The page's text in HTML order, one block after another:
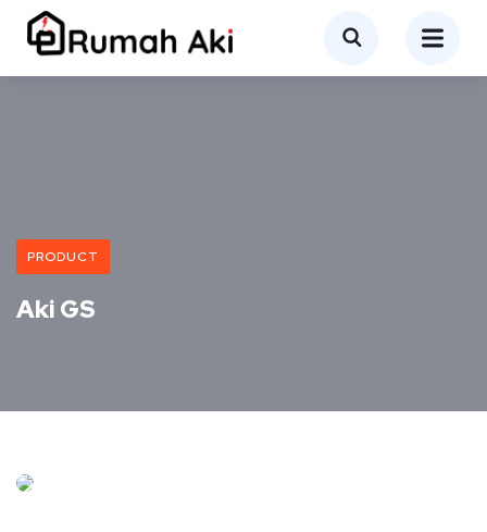
PRODUCT
Aki GS